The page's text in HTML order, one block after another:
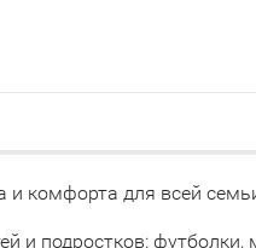
и комфорта для всей
и подростков: